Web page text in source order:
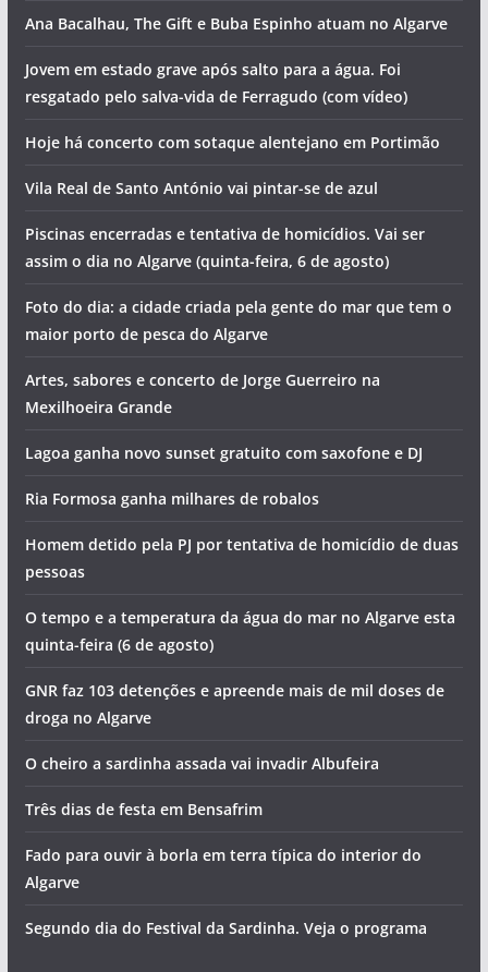
Ana Bacalhau, The Gift e Buba Espinho atuam no Algarve
Jovem em estado grave após salto para a água. Foi
resgatado pelo salva-vida de Ferragudo (com vídeo)
Hoje há concerto com sotaque alentejano em Portimão
Vila Real de Santo António vai pintar-se de azul
Piscinas encerradas e tentativa de homicídios. Vai ser
assim o dia no Algarve (quinta-feira, 6 de agosto)
Foto do dia: a cidade criada pela gente do mar que tem o
maior porto de pesca do Algarve
Artes, sabores e concerto de Jorge Guerreiro na
Mexilhoeira Grande
Lagoa ganha novo sunset gratuito com saxofone e DJ
Ria Formosa ganha milhares de robalos
Homem detido pela PJ por tentativa de homicídio de duas
pessoas
O tempo e a temperatura da água do mar no Algarve esta
quinta-feira (6 de agosto)
GNR faz 103 detenções e apreende mais de mil doses de
droga no Algarve
O cheiro a sardinha assada vai invadir Albufeira
Três dias de festa em Bensafrim
Fado para ouvir à borla em terra típica do interior do
Algarve
Segundo dia do Festival da Sardinha. Veja o programa